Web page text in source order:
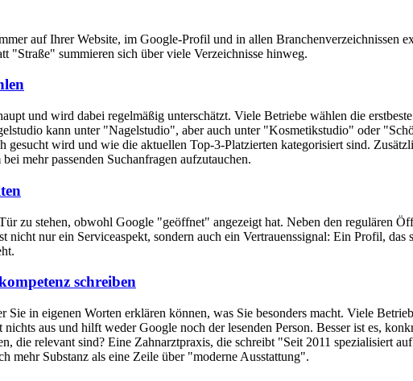
auf Ihrer Website, im Google-Profil und in allen Branchenverzeichnissen
"Straße" summieren sich über viele Verzeichnisse hinweg.
und wird dabei regelmäßig unterschätzt. Viele Betriebe wählen die
kann unter "Nagelstudio", aber auch unter "Kosmetikstudio" oder
wird und wie die aktuellen Top-3-Platzierten kategorisiert sind.
mehr passenden Suchanfragen aufzutauchen.
zu stehen, obwohl Google "geöffnet" angezeigt hat. Neben den regulären
nicht nur ein Serviceaspekt, sondern auch ein Vertrauenssignal: Ein Profil,
schreiben
in eigenen Worten erklären können, was Sie besonders macht. Viele
aus und hilft weder Google noch der lesenden Person. Besser ist es,
die relevant sind? Eine Zahnarztpraxis, die schreibt "Seit 2011 spezialisiert
mehr Substanz als eine Zeile über "moderne Ausstattung".